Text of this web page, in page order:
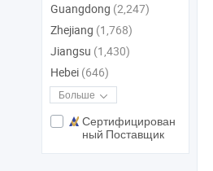
Guangdong (2,247)
Zhejiang (1,768)
Jiangsu (1,430)
Hebei (646)
Больше
Сертифицирован
ный Поставщик